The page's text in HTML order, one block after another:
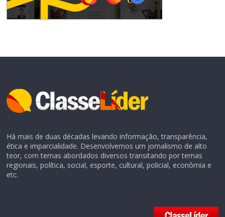
Há mais de duas décadas levando informação, transparência,
ética e imparcialidade. Desenvolvemos um jornalismo de alto
teor, com temas abordados diversos transitando por temas
regionais, política, social, esporte, cultural, policial, econômia e
etc.